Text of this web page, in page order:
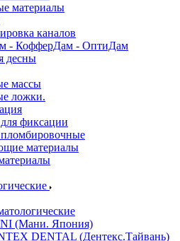
материалы
каналов
- КофферДам - ОптиДам
десны
массы
ложки.
фиксации
материалы
(Мани. Япония)
DENTAL (Дентекс.Тайвань)